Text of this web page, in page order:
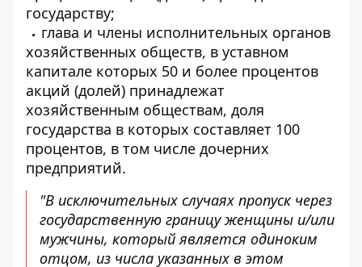
государству;
глава и члены исполнительных органов
хозяйственных обществ, в уставном
капитале которых 50 и более процентов
акций (долей) принадлежат
хозяйственным обществам, доля
государства в которых составляет 100
процентов, в том числе дочерних
предприятий.
"В исключительных случаях пропуск через
государственную границу женщины и/или
мужчины, который является одиноким
отцом, из числа указанных в этом